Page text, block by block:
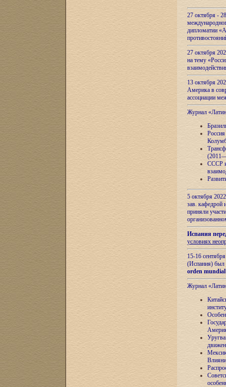
27 октября -
дипломатии
27 октября
на тему
13 октября
Америка в
ассоциации
Журнал
СССР и
5 октября
зав.
приняли
Испания
условиях
15-16
(Испания) был
orden
Журнал